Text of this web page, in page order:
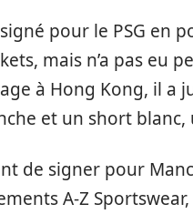
pour le PSG en
mais n’a pas eu
à Hong Kong, il a
et un short
de signer pour
A-Z